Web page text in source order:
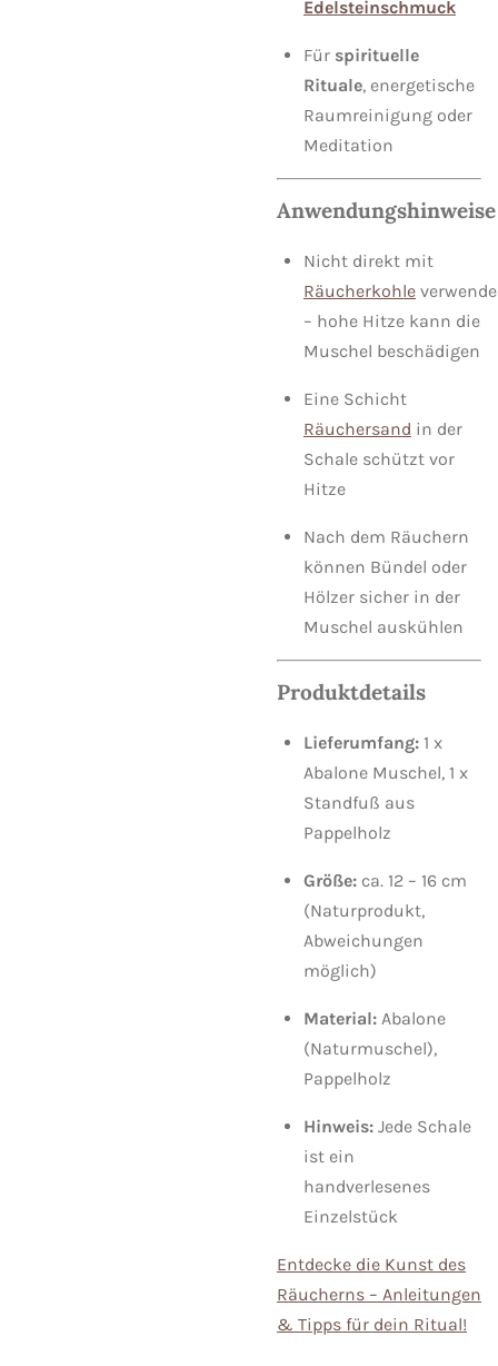
Edelsteinschmuck
Für spirituelle
Rituale, energetische
Raumreinigung oder
Meditation
Anwendungshinweise
Nicht direkt mit
Räucherkohle
– hohe Hitze kann die
Muschel beschädigen
Eine Schicht
Räuchersand in der
Schale schützt vor
Hitze
Nach dem Räuchern
können Bündel oder
Hölzer sicher in der
Muschel auskühlen
Produktdetails
Lieferumfang: 1 x
Abalone Muschel, 1 x
Standfuß aus
Pappelholz
Größe: ca. 12 – 16 cm
(Naturprodukt,
Abweichungen
möglich)
Material: Abalone
(Naturmuschel),
Pappelholz
Hinweis: Jede Schale
ist ein
handverlesenes
Einzelstück
Entdecke die Kunst des
Räucherns – Anleitungen
& Tipps für dein Ritual!